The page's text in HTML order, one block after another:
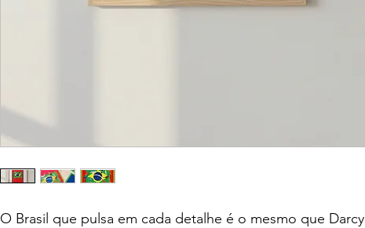
O Brasil que pulsa em cada detalhe é o mesmo que Darcy